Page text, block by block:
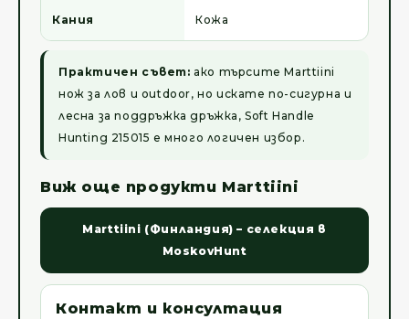
Кания Кожа
Практичен съвет: ако търсите Marttiini
нож за лов и outdoor, но искате по-сигурна и
лесна за поддръжка дръжка, Soft Handle
Hunting 215015 е много логичен избор.
Виж още продукти Marttiini
Marttiini (Финландия) – селекция в
MoskovHunt
Контакт и консултация